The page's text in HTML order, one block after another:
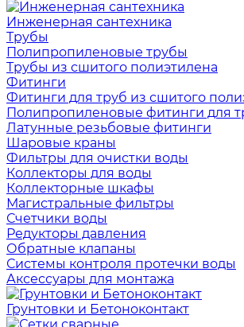
Инженерная сантехника
Трубы
Полипропиленовые трубы
Трубы из сшитого полиэтилена
Фитинги
Фитинги для труб из сшитого
Полипропиленовые фитинги для
Латунные резьбовые фитинги
Шаровые краны
Фильтры для очистки воды
Коллекторы для воды
Коллекторные шкафы
Магистральные фильтры
Счетчики воды
Редукторы давления
Обратные клапаны
Системы контроля протечки воды
Аксессуары для монтажа
Грунтовки и Бетоноконтакт